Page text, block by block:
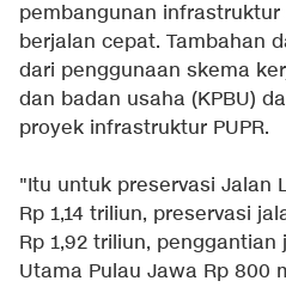
pembangunan infrastruktur
berjalan cepat. Tambahan
dari penggunaan skema
dan badan usaha (KPBU)
proyek infrastruktur PUPR.
"Itu untuk preservasi Jalan
Rp 1,14 triliun, preservasi
Rp 1,92 triliun,
Utama Pulau Jawa Rp 800